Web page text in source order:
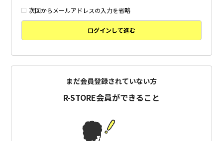
次回からメールアドレスの入力を省略
ログインして進む
まだ会員登録されていない方
R-STORE会員ができること